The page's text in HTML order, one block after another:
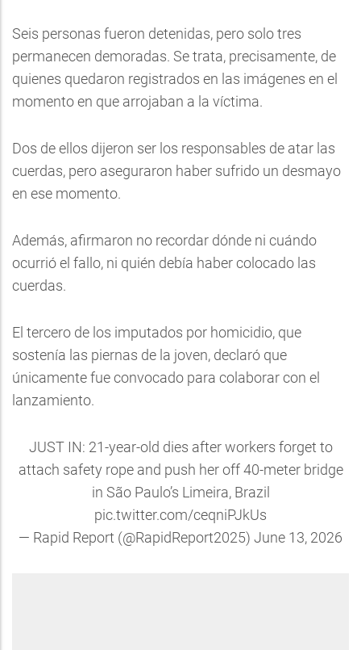
Seis personas fueron detenidas, pero solo tres
permanecen demoradas. Se trata, precisamente, de
quienes quedaron registrados en las imágenes en el
momento en que arrojaban a la víctima.
Dos de ellos dijeron ser los responsables de atar las
cuerdas, pero aseguraron haber sufrido un desmayo
en ese momento.
Además, afirmaron no recordar dónde ni cuándo
ocurrió el fallo, ni quién debía haber colocado las
cuerdas.
El tercero de los imputados por homicidio, que
sostenía las piernas de la joven, declaró que
únicamente fue convocado para colaborar con el
lanzamiento.
JUST IN: 21-year-old dies after workers forget to
attach safety rope and push her off 40-meter bridge
in São Paulo’s Limeira, Brazil
pic.twitter.com/ceqniPJkUs
— Rapid Report (@RapidReport2025) June 13, 2026